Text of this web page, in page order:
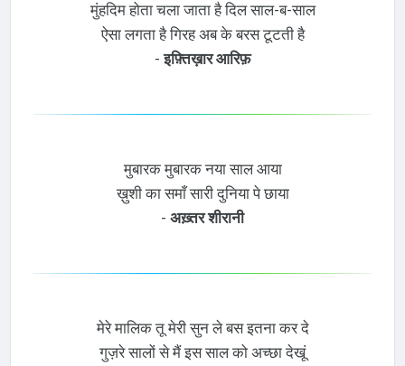
मुंहदिम होता चला जाता है दिल साल-ब-साल
ऐसा लगता है गिरह अब के बरस टूटती है
-इफ़्तिख़ार आरिफ़
मुबारक मुबारक नया साल आया
ख़ुशी का समाँ सारी दुनिया पे छाया
- अख़्तर शीरानी
मेरे मालिक तू मेरी सुन ले बस इतना कर दे
गुज़रे सालों से मैं इस साल को अच्छा देखूं